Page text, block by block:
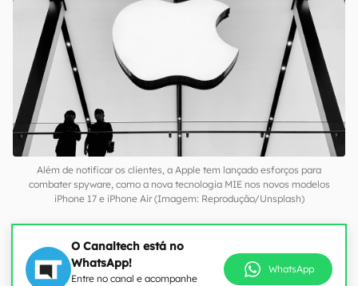
Além de notificar os clientes, a Apple tem lançado esforços para
combater spyware, como a nova tecnologia MIE nos novos modelos
iPhone 17 e iPhone Air (Imagem: Reprodução/Unsplash)
O Canaltech está no
WhatsApp!
Entre no canal e acompanhe
WhatsApp